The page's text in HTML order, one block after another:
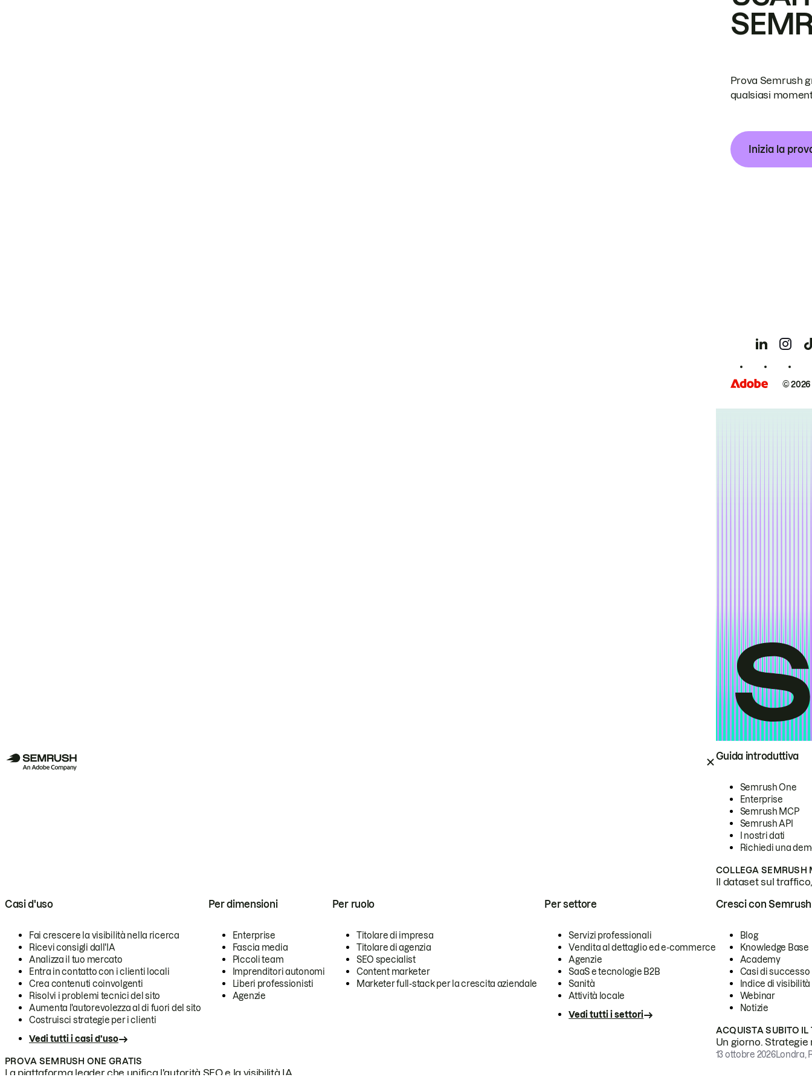
Guida introduttiva
Semrush One
Enterprise
Semrush MCP
Semrush API
I nostri dati
Richiedi una
COLLEGA SEMRUSH
Il dataset sul
Casi d'uso
Fai crescere la visibilità nella ricerca
Ricevi consigli dall'IA
Analizza il tuo mercato
Entra in contatto con i clienti locali
Crea contenuti coinvolgenti
Risolvi i problemi tecnici del sito
Aumenta l'autorevolezza al di fuori del sito
Costruisci strategie per i clienti
Vedi tutti i casi d'uso
Per dimensioni
Enterprise
Fascia media
Piccoli team
Imprenditori autonomi
Liberi professionisti
Agenzie
Per ruolo
Titolare di impresa
Titolare di agenzia
SEO specialist
Content marketer
Marketer full-stack per la crescita aziendale
Per settore
Servizi professionali
Vendita al dettaglio ed e-commerce
Agenzie
SaaS e tecnologie B2B
Sanità
Attività locale
Vedi tutti i settori
PROVA SEMRUSH ONE GRATIS
La piattaforma leader che unifica l'autorità SEO e la visibilità IA.
Cresci con Semrush
Blog
Knowledge Base
Academy
Casi di successo
Indice di visibilità
Webinar
Notizie
ACQUISTA SUBITO IL
Un giorno.
13 ottobre 2026Londra,
Prova Semrush
qualsiasi
Inizia la
©